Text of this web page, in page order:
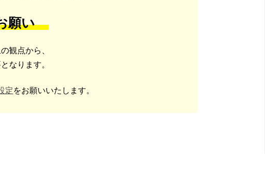
願い
観点から、
なります。
定をお願いいたします。